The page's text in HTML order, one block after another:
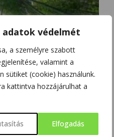
védelmét
a személyre szabott
valamint a
sütiket (cookie) használunk.
kattintva hozzájárulhat a
Elfogadás
KÁRTEVŐK